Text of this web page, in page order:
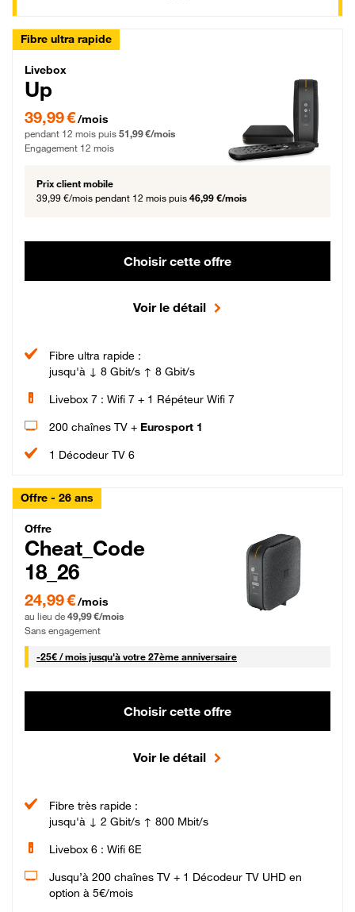
Fibre ultra rapide
Livebox Up Fibre
Livebox
Up
39,99 € par mois pendant 12 mois puis 51,99 € par mois, Engagement 12 mois
39,99 €/mois
pendant 12 mois puis 51,99 €/mois
Engagement 12 mois
Prix client mobile
39,99 €/mois pendant 12 mois puis 46,99 €/mois
Choisir cette offre
Voir le détail
Fibre ultra rapide :
jusqu'à ↓ 8 Gbit/s ↑ 8 Gbit/s
Livebox 7 : Wifi 7 + 1 Répéteur Wifi 7
200 chaînes TV + Eurosport 1
1 Décodeur TV 6
Offre - 26 ans
Cheat_Code Fibre_18_26
Offre
Cheat_Code
18_26
24,99 € par mois pendant 0 mois puis 49,99 € par mois, Sans engagement
24,99 €/mois
au lieu de 49,99 €/mois
Sans engagement
-25€ / mois25 € par mois
jusqu'à votre 27ème anniversaire
Choisir cette offre
Voir le détail
Fibre très rapide :
jusqu'à ↓ 2 Gbit/s ↑ 800 Mbit/s
Livebox 6 : Wifi 6E
Jusqu’à 200 chaînes TV + 1 Décodeur TV UHD en
option à 5€/mois